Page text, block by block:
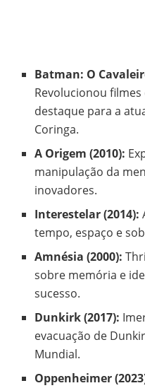
Batman: O
Revolucionou
destaque para a
Coringa.
A Origem (2010):
manipulação da
inovadores.
Interestelar (2014):
tempo, espaço e
Amnésia (2000):
sobre memória e
sucesso.
Dunkirk (2017):
evacuação de
Mundial.
Oppenheimer